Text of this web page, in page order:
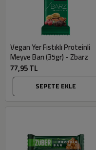
Vegan Yer Fıstıklı Proteinli
Meyve Barı (35gr) - Zbarz
77,95 TL
SEPETE EKLE